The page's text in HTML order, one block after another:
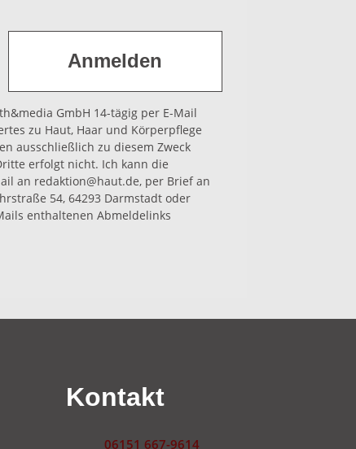
GmbH 14-tägig per E-Mail
zu Haut, Haar und Körperpflege
ausschließlich zu diesem Zweck
erfolgt nicht. Ich kann die
an redaktion@haut.de, per Brief an
54, 64293 Darmstadt oder
enthaltenen Abmeldelinks
Kontakt
06151 667-9614